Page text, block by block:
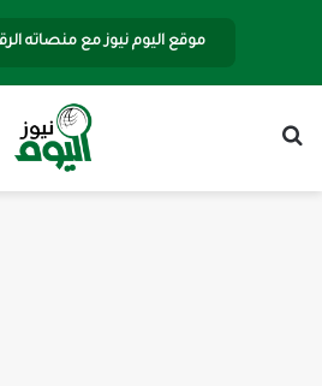
موقع اليوم نيوز مع منصاته